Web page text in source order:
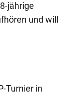
jährige
und will
Turnier in